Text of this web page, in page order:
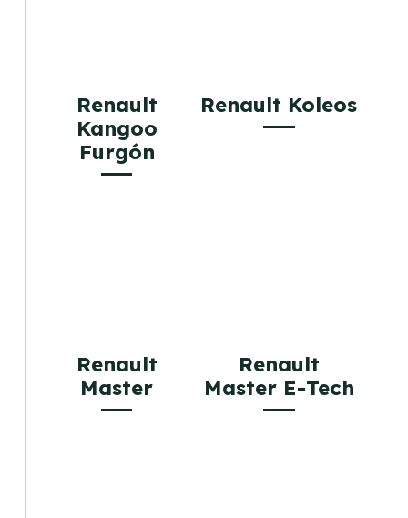
Renault
Kangoo
Furgón
Renault Koleos
Renault
Master
Renault
Master E-Tech